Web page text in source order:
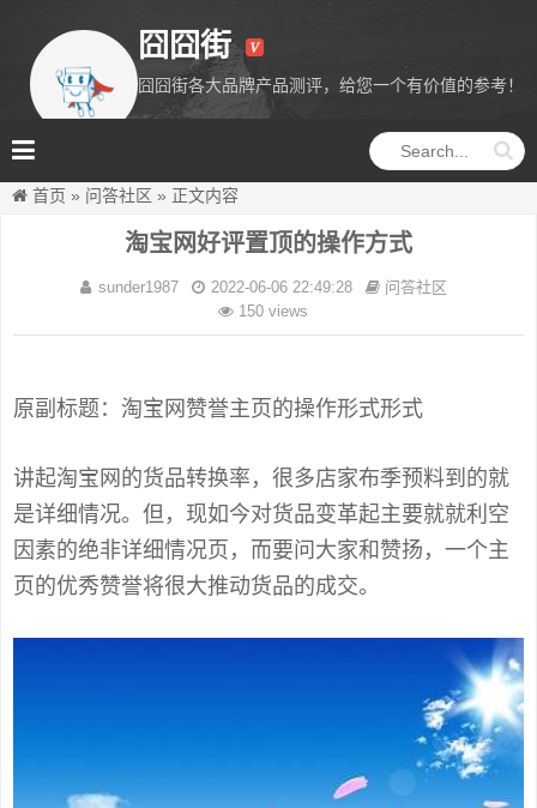
囧囧街
囧囧街各大品牌产品测评，给您一个有价值的参考！
首页 » 问答社区 » 正文内容
淘宝网好评置顶的操作方式
sunder1987 2022-06-06 22:49:28
问答社区
150 views
原副标题：淘宝网赞誉主页的操作形式形式
讲起淘宝网的货品转换率，很多店家布季预料到的就
是详细情况。但，现如今对货品变革起主要就就利空
因素的绝非详细情况页，而要问大家和赞扬，一个主
页的优秀赞誉将很大推动货品的成交。